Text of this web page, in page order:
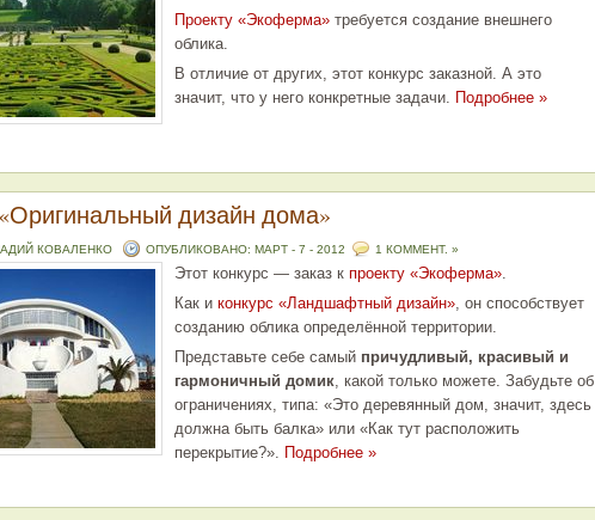
Проекту «Экоферма» требуется создание внешнего
облика.
В отличие от других, этот конкурс заказной. А это
значит, что у него конкретные задачи. Подробнее »
дизайн дома»
КОВАЛЕНКО ОПУБЛИКОВАНО: МАРТ - 7 - 2012 1 КОММЕНТ. »
Этот конкурс — заказ к проекту «Экоферма».
Как и конкурс «Ландшафтный дизайн», он способствует
созданию облика определённой территории.
Представьте себе самый причудливый, красивый и
гармоничный домик, какой только можете. Забудьте об
ограничениях, типа: «Это деревянный дом, значит, здесь
должна быть балка» или «Как тут расположить
перекрытие?». Подробнее »